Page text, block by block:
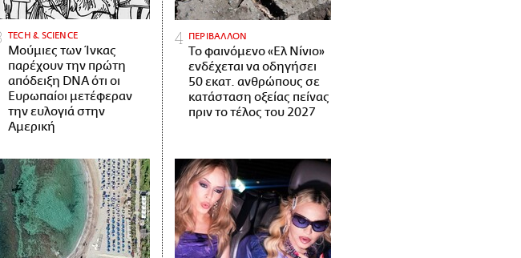
ΤECH & SCIENCE
Μούμιες των Ίνκας
παρέχουν την πρώτη
απόδειξη DNA ότι οι
Ευρωπαίοι μετέφεραν
την ευλογιά στην
Αμερική
ΠΕΡΙΒΑΛΛΟΝ
Το φαινόμενο «Ελ Νίνιο»
ενδέχεται να οδηγήσει
50 εκατ. ανθρώπους σε
κατάσταση οξείας πείνας
πριν το τέλος του 2027